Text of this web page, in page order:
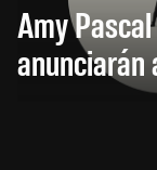
Amy
anunciarán